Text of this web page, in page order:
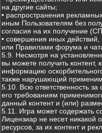
на другие сайты;
• распространения
иным Пользователям без
согласия на их получение
• совершения иных
или Правилами форума и
5.9. Несмотря на
вы можете получить
информацию
также нарушающий
5.10. Всю ответственность за
его требованиям
данный контент и (или)
5.11. Игра может содержать
Лицензиар не несет никакой
ресурсов, за их контент и